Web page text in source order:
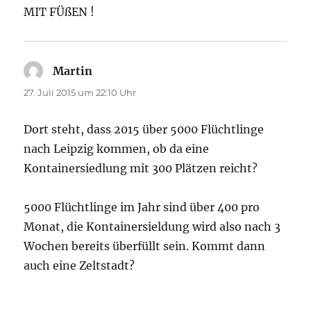
MIT FÜßEN !
Martin
27. Juli 2015 um 22:10 Uhr
Dort steht, dass 2015 über 5000 Flüchtlinge
nach Leipzig kommen, ob da eine
Kontainersiedlung mit 300 Plätzen reicht?
5000 Flüchtlinge im Jahr sind über 400 pro
Monat, die Kontainersieldung wird also nach 3
Wochen bereits überfüllt sein. Kommt dann
auch eine Zeltstadt?